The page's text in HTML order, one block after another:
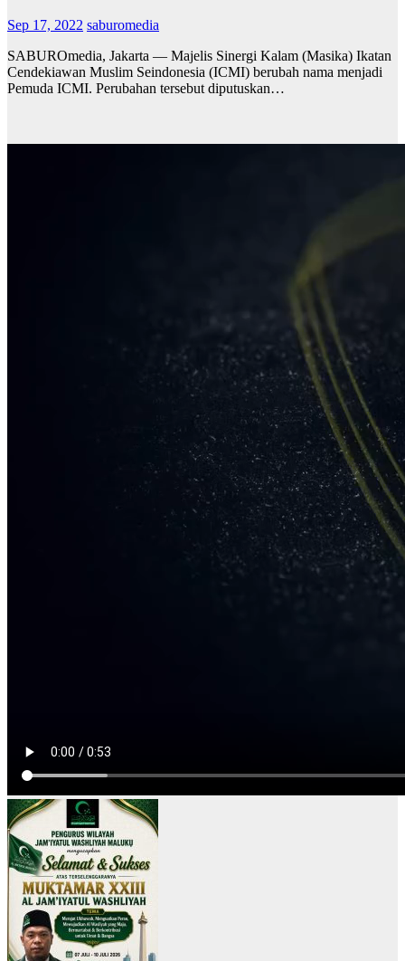
Sep 17, 2022 saburomedia
SABUROmedia, Jakarta — Majelis Sinergi Kalam (Masika) Ikatan
Cendekiawan Muslim Seindonesia (ICMI) berubah nama menjadi
Pemuda ICMI. Perubahan tersebut diputuskan…